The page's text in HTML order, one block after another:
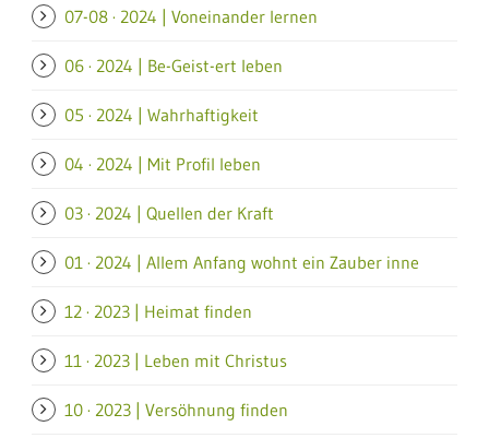
07-08 · 2024 | Voneinander lernen
06 · 2024 | Be-Geist-ert leben
05 · 2024 | Wahrhaftigkeit
04 · 2024 | Mit Profil leben
03 · 2024 | Quellen der Kraft
01 · 2024 | Allem Anfang wohnt ein Zauber inne
12 · 2023 | Heimat finden
11 · 2023 | Leben mit Christus
10 · 2023 | Versöhnung finden